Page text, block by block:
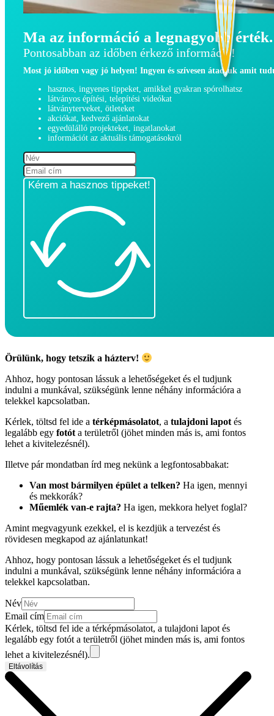
Ma az információ a legnagyobb érték.
Pontosabban az időben érkező információ!
Most jó időben vagy jó helyen! Ingyen és szívesen átadjuk amit
hasznos, ingyenes tippeket, amikkel gyakran spórolhatsz
látványos építési, telepítési videókat
látványterveket, ötleteket
akciókat, kedvező ajánlatokat
egyedülálló projekteket, ingatlanokat
információt az aktuális támogatásokról
Kérem a hasznos tippeket!
Örülünk, hogy tetszik a házterv!
Ahhoz, hogy pontosan lássuk a lehetőségeket és el tudjunk
indulni a munkával, szükségünk lenne néhány információra a
telekkel kapcsolatban.
Kérlek, töltsd fel ide a térképmásolatot, a tulajdoni lapot és
legalább egy fotót a területről (jöhet minden más is, ami fontos
lehet a kivitelezésnél).
Illetve pár mondatban írd meg nekünk a legfontosabbakat:
Van most bármilyen épület a telken? Ha igen, mennyi
és mekkorák?
Műemlék van-e rajta? Ha igen, mekkora helyet foglal?
Amint megvagyunk ezekkel, el is kezdjük a tervezést és
rövidesen megkapod az ajánlatunkat!
Ahhoz, hogy pontosan lássuk a lehetőségeket és el tudjunk
indulni a munkával, szükségünk lenne néhány információra a
telekkel kapcsolatban.
Név
Email cím
Kérlek, töltsd fel ide a térképmásolatot, a tulajdoni lapot és
legalább egy fotót a területről (jöhet minden más is, ami fontos
lehet a kivitelezésnél).
Eltávolítás